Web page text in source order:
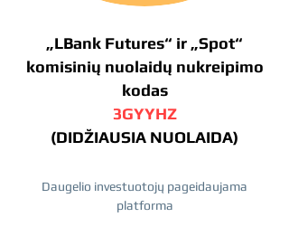
„LBank Futures“ ir „Spot“
komisinių nuolaidų nukreipimo
kodas
3GYYHZ
(DIDŽIAUSIA NUOLAIDA)
Daugelio investuotojų pageidaujama
platforma